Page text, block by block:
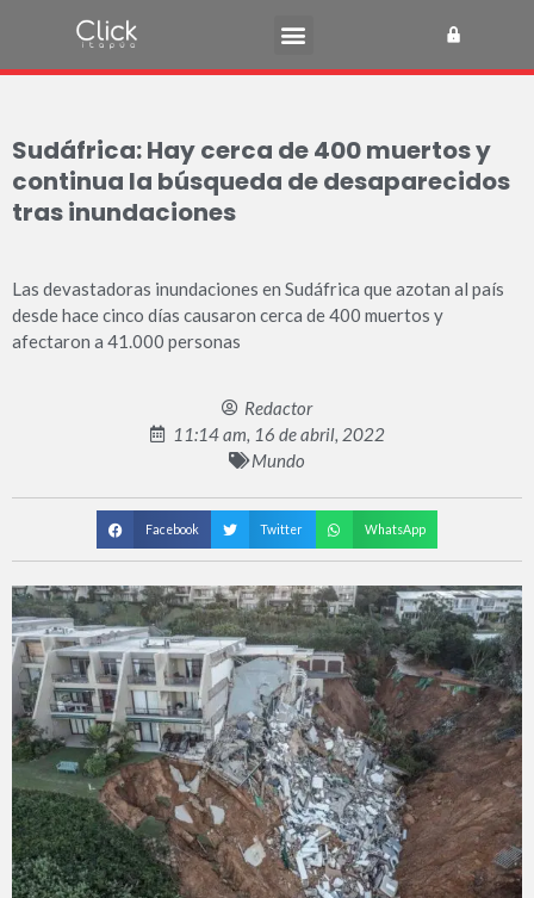
Sudáfrica: Hay cerca de 400 muertos y
continua la búsqueda de desaparecidos
tras inundaciones
Las devastadoras inundaciones en Sudáfrica que azotan al país
desde hace cinco días causaron cerca de 400 muertos y
afectaron a 41.000 personas
Redactor
11:14 am, 16 de abril, 2022
Mundo
Facebook Twitter WhatsApp